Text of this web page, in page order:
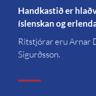
Handkastið er
íslenskan og
Ritstjórar eru Arnar
Sigurðsson.